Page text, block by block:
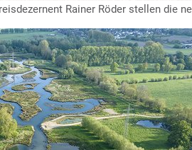
Rainer Röder stellen die